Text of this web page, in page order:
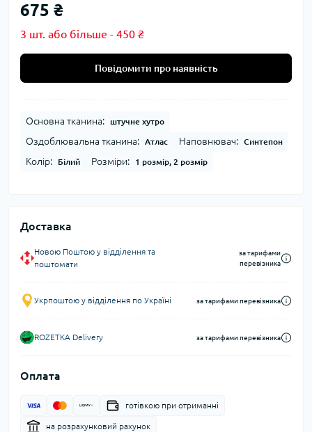
675 ₴
3 шт. або більше - 450 ₴
Повідомити про наявність
Основна тканина: штучне хутро
Оздоблювальна тканина: Атлас Наповнювач: Синтепон
Колір: Білий Розміри: 1 розмір, 2 розмір
Доставка
Новою Поштою у відділення та
поштомати
за тарифами
перевізника
Укрпоштою у відділення по Україні за тарифами перевізника
ROZETKA Delivery за тарифами перевізника
Оплата
готівкою при отриманні
на розрахунковий рахунок